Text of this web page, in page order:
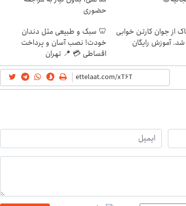
حضوری
از جوان کارتن خوابی
شد. آموزش رایگان
🦷 سبک و طبیعی مثل دندان
خودت! نصب آسان و پرداخت
اقساطی 💳 📍 تهران